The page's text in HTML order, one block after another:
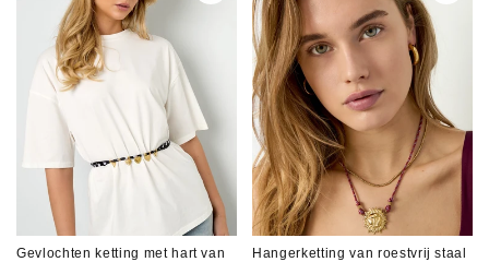
Gevlochten ketting met hart van
Hangerketting van roestvrij staal